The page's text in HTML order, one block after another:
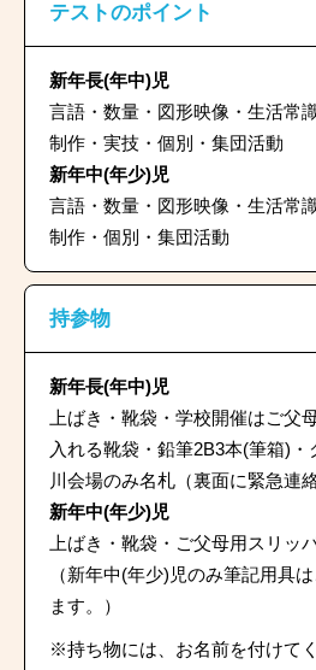
テストのポイント
新年長(年中)児
言語・数量・図形映像・生活常
制作・実技・個別・集団活動
新年中(年少)児
言語・数量・図形映像・生活常
制作・個別・集団活動
持参物
新年長(年中)児
上ばき・靴袋・学校開催はご父
入れる靴袋・鉛筆2B3本(筆箱)
川会場のみ名札（裏面に緊急連絡
新年中(年少)児
上ばき・靴袋・ご父母用スリッ
（新年中(年少)児のみ筆記用具
ます。）
※持ち物には、お名前を付けてく